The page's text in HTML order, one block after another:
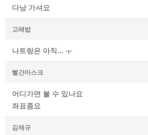
다낭 가셔요
고래밥
나트랑은 아직... ㅜ
빨간마스크
어디가면 볼 수 있나요
좌표좀요
김제규